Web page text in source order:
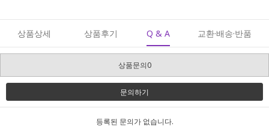
상품상세 상품후기 Q & A 교환·배송·반품
상품문의0
문의하기
등록된 문의가 없습니다.